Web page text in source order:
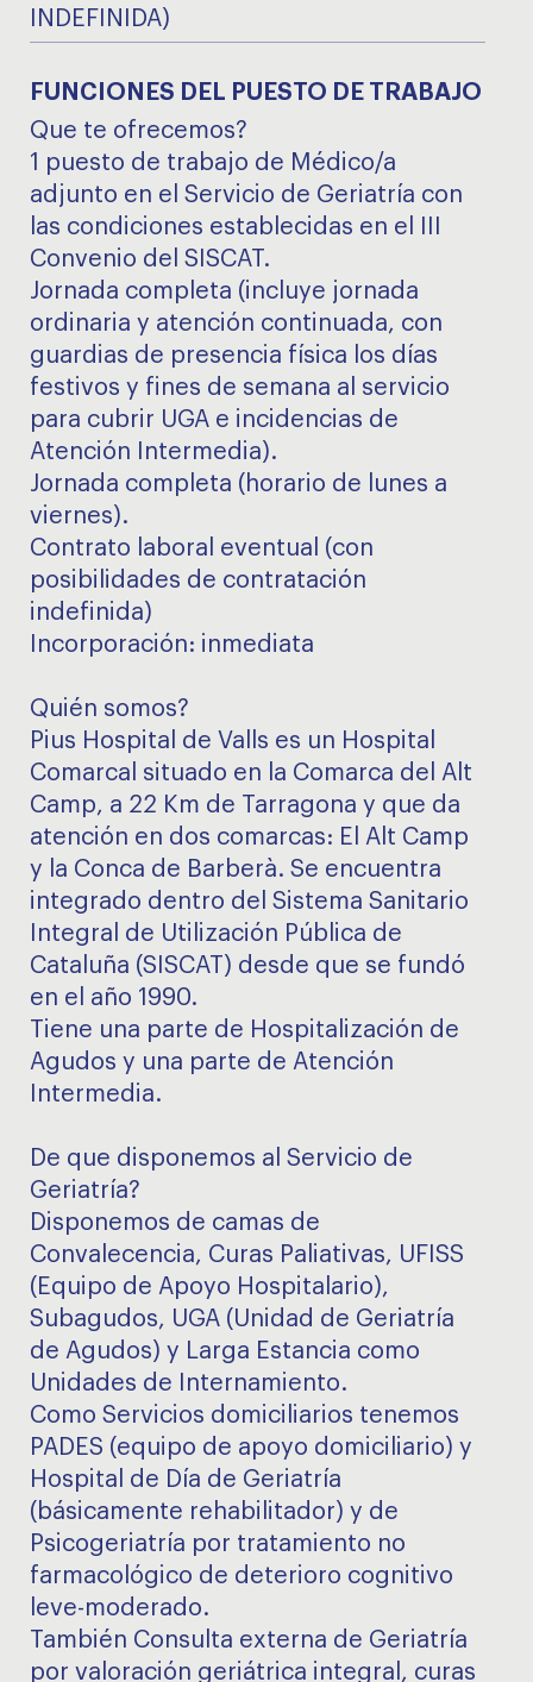
INDEFINIDA)
FUNCIONES DEL PUESTO DE TRABAJO
Que te ofrecemos?
1 puesto de trabajo de Médico/a
adjunto en el Servicio de Geriatría con
las condiciones establecidas en el III
Convenio del SISCAT.
Jornada completa (incluye jornada
ordinaria y atención continuada, con
guardias de presencia física los días
festivos y fines de semana al servicio
para cubrir UGA e incidencias de
Atención Intermedia).
Jornada completa (horario de lunes a
viernes).
Contrato laboral eventual (con
posibilidades de contratación
indefinida)
Incorporación: inmediata
Quién somos?
Pius Hospital de Valls es un Hospital
Comarcal situado en la Comarca del Alt
Camp, a 22 Km de Tarragona y que da
atención en dos comarcas: El Alt Camp
y la Conca de Barberà. Se encuentra
integrado dentro del Sistema Sanitario
Integral de Utilización Pública de
Cataluña (SISCAT) desde que se fundó
en el año 1990.
Tiene una parte de Hospitalización de
Agudos y una parte de Atención
Intermedia.
De que disponemos al Servicio de
Geriatría?
Disponemos de camas de
Convalecencia, Curas Paliativas, UFISS
(Equipo de Apoyo Hospitalario),
Subagudos, UGA (Unidad de Geriatría
de Agudos) y Larga Estancia como
Unidades de Internamiento.
Como Servicios domiciliarios tenemos
PADES (equipo de apoyo domiciliario) y
Hospital de Día de Geriatría
(básicamente rehabilitador) y de
Psicogeriatría por tratamiento no
farmacológico de deterioro cognitivo
leve-moderado.
También Consulta externa de Geriatría
por valoración geriátrica integral, curas